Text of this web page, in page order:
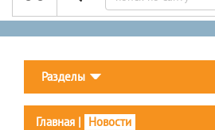
Разделы
Главная | Новости